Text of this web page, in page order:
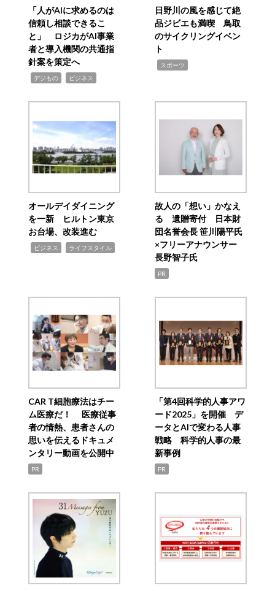
「人がAIに求めるのは
信頼し相談できるこ
と」 ロジカがAI事業
者と導入機関の共通指
針案を策定へ
デジもの ビジネス
日野川の風を感じて絶
品ジビエも満喫 鳥取
のサイクリングイベン
ト
スポーツ
オールデイダイニング
を一新 ヒルトン東京
お台場、改装進む
ビジネス ライフスタイル
故人の「想い」かなえ
る 遺贈寄付 日本財
団名誉会長 笹川陽平氏
×フリーアナウンサー
長野智子氏
PR
CAR T細胞療法はチー
ム医療だ！ 医療従事
者の情熱、患者さんの
思いを伝えるドキュメ
ンタリー動画を公開中
PR
「第4回科学的人事アワ
ード2025」を開催 デ
ータとAIで変わる人事
戦略 科学的人事の最
新事例
PR